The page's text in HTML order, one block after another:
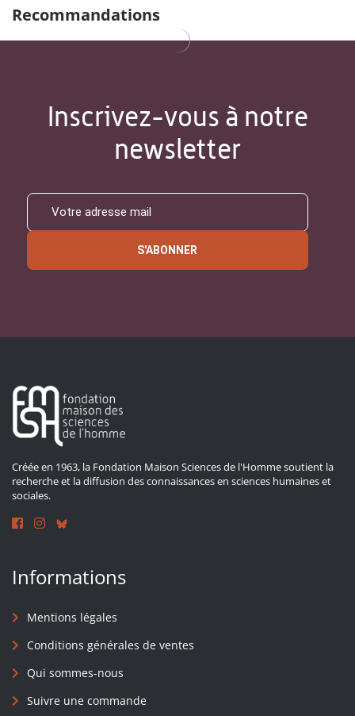
Recommandations
Inscrivez-vous à notre
newsletter
S'ABONNER
Créée en 1963, la Fondation Maison Sciences de l'Homme soutient la
recherche et la diffusion des connaissances en sciences humaines et
sociales.
Informations
Mentions légales
Conditions générales de ventes
Qui sommes-nous
Suivre une commande